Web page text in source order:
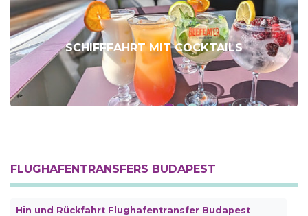
SCHIFFFAHRT MIT COCKTAILS
FLUGHAFENTRANSFERS BUDAPEST
Hin und Rückfahrt Flughafentransfer Budapest